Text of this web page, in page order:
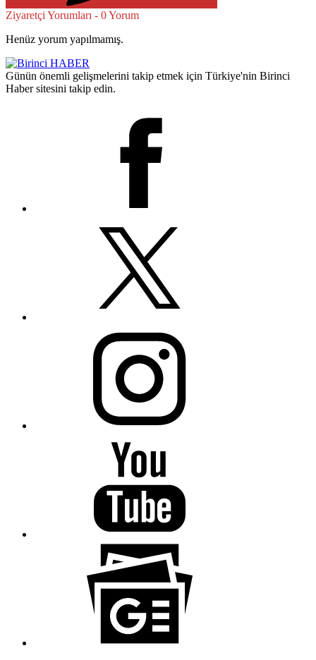
Ziyaretçi Yorumları - 0 Yorum
Henüz yorum yapılmamış.
Günün önemli gelişmelerini takip etmek için Türkiye'nin Birinci
Haber sitesini takip edin.